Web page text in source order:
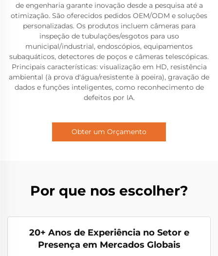
de engenharia garante inovação desde a pesquisa até a
otimização. São oferecidos pedidos OEM/ODM e soluções
personalizadas. Os produtos incluem câmeras para
inspeção de tubulações/esgotos para uso
municipal/industrial, endoscópios, equipamentos
subaquáticos, detectores de poços e câmeras telescópicas.
Principais características: visualização em HD, resistência
ambiental (à prova d'água/resistente à poeira), gravação de
dados e funções inteligentes, como reconhecimento de
defeitos por IA.
Obter um Orçamento
Por que nos escolher?
20+ Anos de Experiência no Setor e
Presença em Mercados Globais